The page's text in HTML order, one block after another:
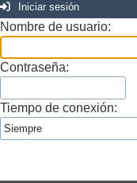
Iniciar sesión
Nombre de usuario:
Contraseña:
Tiempo de conexión: